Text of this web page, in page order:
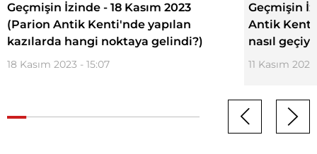
Geçmişin İzinde - 18 Kasım 2023
(Parion Antik Kenti'nde yapılan
kazılarda hangi noktaya gelindi?)
18 Kasım 2023 - 15:07
Geçmişin
Antik
nasıl
11 Kasım